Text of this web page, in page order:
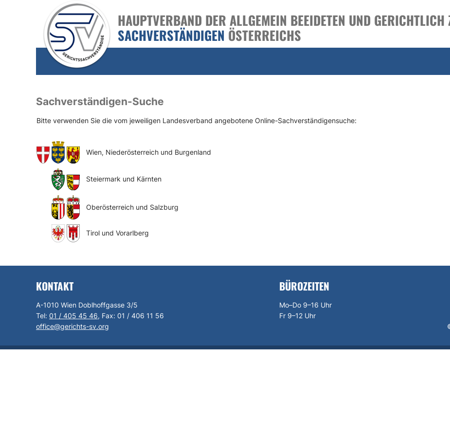
HAUPTVERBAND DER ALLGEMEIN BEEIDETEN UND GERICHTLICH
SACHVERSTÄNDIGEN ÖSTERREICHS
Sachverständigen-Suche
Bitte verwenden Sie die vom jeweiligen Landesverband angebotene Online-Sachverständigensuche:
Wien, Niederösterreich und Burgenland
Steiermark und Kärnten
Oberösterreich und Salzburg
Tirol und Vorarlberg
KONTAKT
A-1010 Wien Doblhoffgasse 3/5
Tel: 01 / 405 45 46, Fax: 01 / 406 11 56
office@gerichts-sv.org
BÜROZEITEN
Mo–Do 9–16 Uhr
Fr 9–12 Uhr